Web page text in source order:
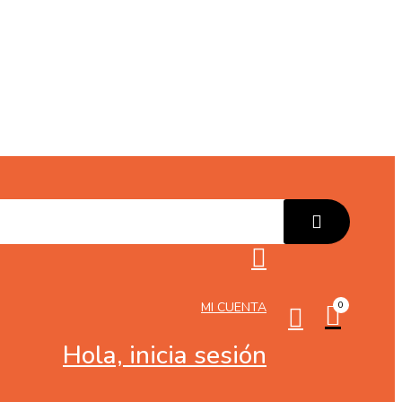
MI CUENTA
Hola, inicia sesión
0